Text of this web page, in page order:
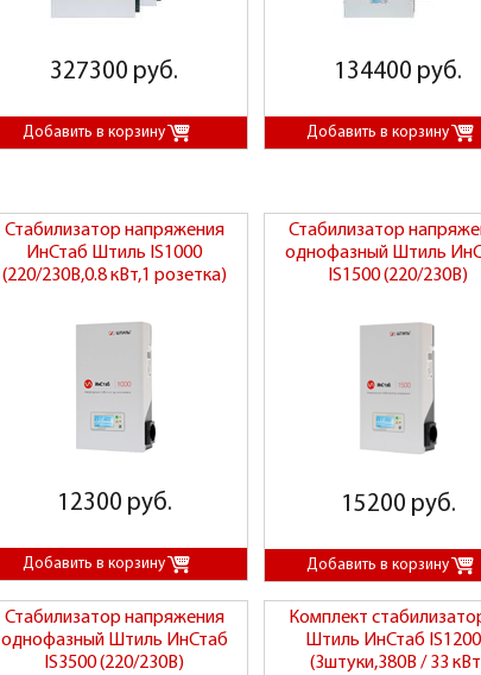
327300 руб. 134400 руб.
Стабилизатор напряжения
ИнСтаб Штиль IS1000
(220/230В,0.8 кВт,1 розетка)
12300 руб.
Стабилизатор
однофазный Штиль
IS1500 (220/230В)
15200 руб.
Стабилизатор напряжения
однофазный Штиль ИнСтаб
IS3500 (220/230В)
Комплект
Штиль ИнСтаб
(3штуки,380В / 33